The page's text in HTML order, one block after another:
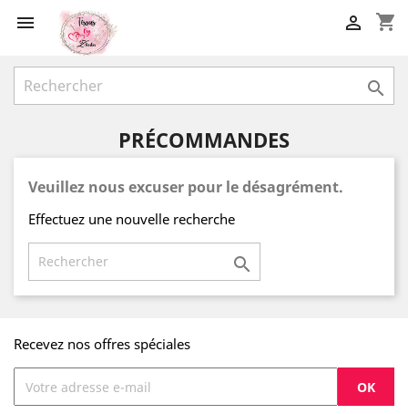
 shopping_cart


PRÉCOMMANDES
Veuillez nous excuser pour le désagrément.
Effectuez une nouvelle recherche

Recevez nos offres spéciales